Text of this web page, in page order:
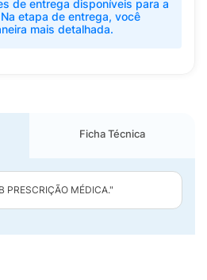
de entrega disponíveis para a
etapa de entrega, você
mais detalhada.
Ficha Técnica
PRESCRIÇÃO MÉDICA."